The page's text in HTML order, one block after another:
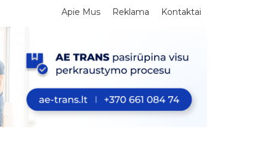
Apie Mus Reklama Kontaktai